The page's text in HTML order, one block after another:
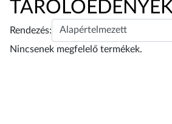
TÁROLÓEDÉNYEK
Rendezés:
Nincsenek megfelelő termékek.